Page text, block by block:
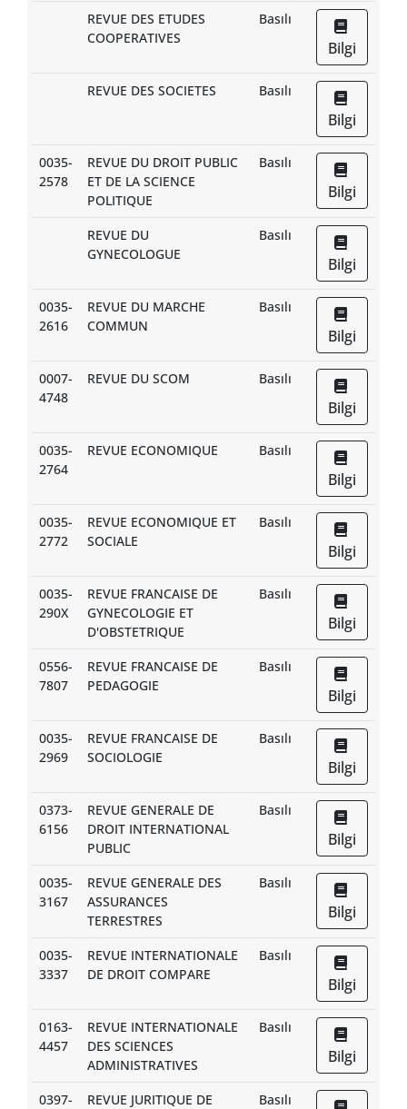
REVUE DES ETUDES
COOPERATIVES
Basılı
Bilgi
REVUE DES SOCIETES Basılı
Bilgi
0035-
2578
REVUE DU DROIT PUBLIC
ET DE LA SCIENCE
POLITIQUE
Basılı
Bilgi
REVUE DU
GYNECOLOGUE
Basılı
Bilgi
0035-
2616
REVUE DU MARCHE
COMMUN
Basılı
Bilgi
0007-
4748
REVUE DU SCOM Basılı
Bilgi
0035-
2764
REVUE ECONOMIQUE Basılı
Bilgi
0035-
2772
REVUE ECONOMIQUE ET
SOCIALE
Basılı
Bilgi
0035-
290X
REVUE FRANCAISE DE
GYNECOLOGIE ET
D'OBSTETRIQUE
Basılı
Bilgi
0556-
7807
REVUE FRANCAISE DE
PEDAGOGIE
Basılı
Bilgi
0035-
2969
REVUE FRANCAISE DE
SOCIOLOGIE
Basılı
Bilgi
0373-
6156
REVUE GENERALE DE
DROIT INTERNATIONAL
PUBLIC
Basılı
Bilgi
0035-
3167
REVUE GENERALE DES
ASSURANCES
TERRESTRES
Basılı
Bilgi
0035-
3337
REVUE INTERNATIONALE
DE DROIT COMPARE
Basılı
Bilgi
0163-
4457
REVUE INTERNATIONALE
DES SCIENCES
ADMINISTRATIVES
Basılı
Bilgi
0397-
REVUE JURITIQUE DE
Basılı